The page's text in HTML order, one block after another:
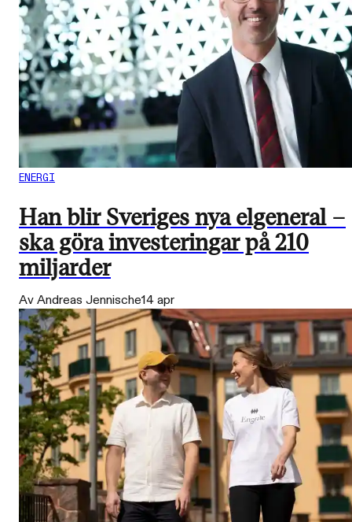
ENERGI
Han blir Sveriges nya elgeneral –
ska göra investeringar på 210
miljarder
Av Andreas Jennische14 apr